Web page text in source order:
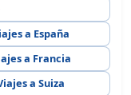
a España
a Francia
a Suiza